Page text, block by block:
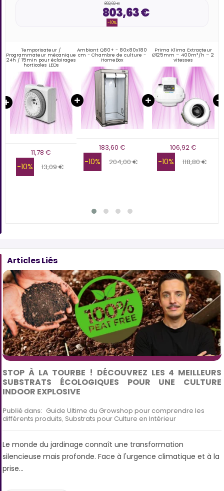
803,63 €
-10%
892,92 €
Temporisateur /
Programmateur mécanique
24h / 15min pour éclairages
horticoles LEDs
11,78 €
-10% 13,09 €
Ambiant Q80+ - 80x80x180
cm - Chambre de culture -
HomeBox
183,60 €
-10% 204,00 €
Prima Klima Extracteur
Ø125mm – 400m³/h – 2
vitesses
106,92 €
-10% 118,80 €
Articles Liés
STOP À LA TOURBE ! DÉCOUVREZ LES 4 MEILLEURS
SUBSTRATS ÉCOLOGIQUES POUR UNE CULTURE
INDOOR EXPLOSIVE
Publié dans: Guide Ultime du Growshop pour comprendre les
différents produits, Substrats pour Culture en Intérieur
Le monde du jardinage connaît une transformation
silencieuse mais profonde. Face à l'urgence climatique et à la
prise...